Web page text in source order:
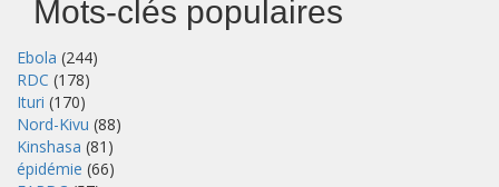
Mots-clés populaires
Ebola (244)
RDC (178)
Ituri (170)
Nord-Kivu (88)
Kinshasa (81)
épidémie (66)